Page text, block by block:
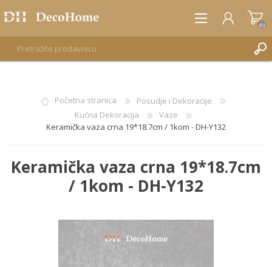
REGISTRUJTE SE
(0)
Početna stranica
Posudje i Dekoracije
Kućna Dekoracija
Vaze
Keramička vaza crna 19*18.7cm / 1kom - DH-Y132
Keramička vaza crna 19*18.7cm
/ 1kom - DH-Y132